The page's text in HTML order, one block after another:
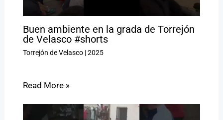
Buen ambiente en la grada de Torrejón
de Velasco #shorts
Torrejón de Velasco|2025
Read More »